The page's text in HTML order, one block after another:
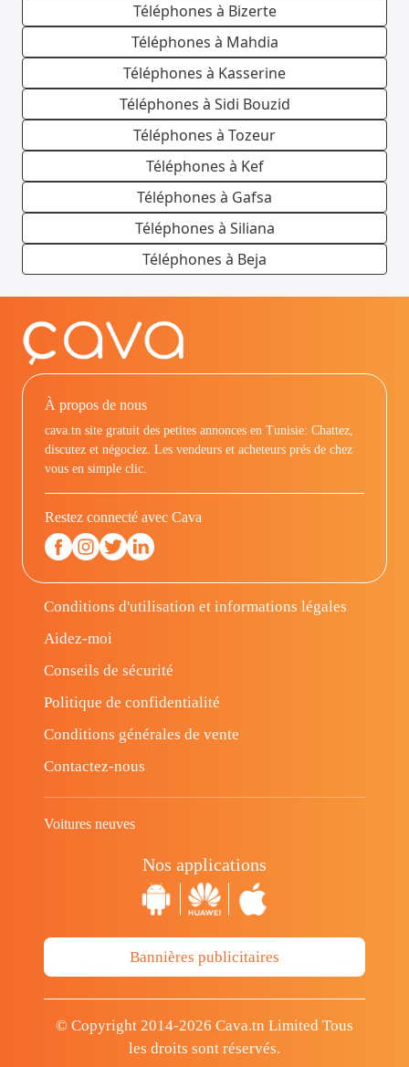
Téléphones à Bizerte
Téléphones à Mahdia
Téléphones à Kasserine
Téléphones à Sidi Bouzid
Téléphones à Tozeur
Téléphones à Kef
Téléphones à Gafsa
Téléphones à Siliana
Téléphones à Beja
À propos de nous
cava.tn site gratuit des petites annonces en Tunisie: Chattez,
discutez et négociez. Les vendeurs et acheteurs prés de chez
vous en simple clic.
Restez connecté avec Cava
Conditions d'utilisation et informations légales
Aidez-moi
Conseils de sécurité
Politique de confidentialité
Conditions générales de vente
Contactez-nous
Voitures neuves
Nos applications
Bannières publicitaires
© Copyright 2014-2026 Cava.tn Limited Tous
les droits sont réservés.